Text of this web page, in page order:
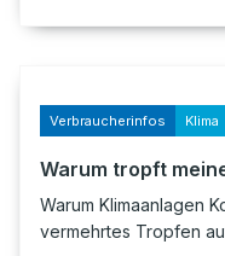
Verbraucherinfos Klima
Warum tropft
Warum Klimaanlagen
vermehrtes Tropfen